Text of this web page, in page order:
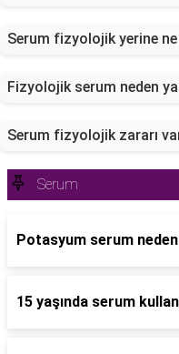
Serum fizyolojik yerine
Fizyolojik serum neden
Serum fizyolojik zararı
Serum
Potasyum serum
15 yaşında serum